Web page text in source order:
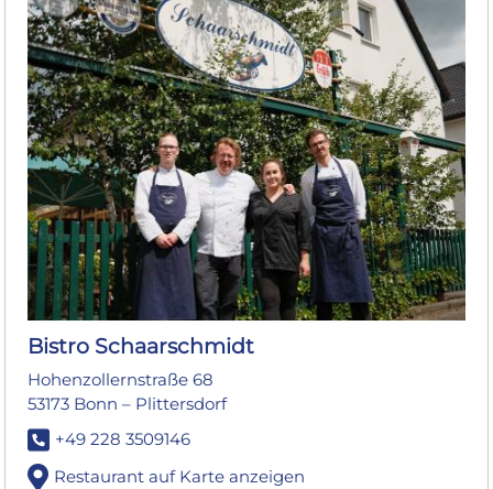
Bistro Schaarschmidt
Hohenzollernstraße 68
53173 Bonn – Plittersdorf
+49 228 3509146
Restaurant auf Karte anzeigen